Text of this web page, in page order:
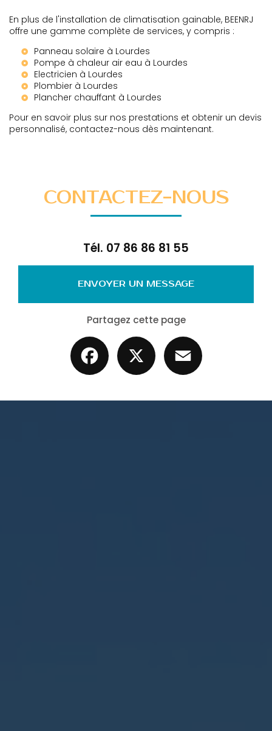
En plus de l'installation de climatisation gainable, BEENRJ
offre une gamme complète de services, y compris :
Panneau solaire à Lourdes
Pompe à chaleur air eau à Lourdes
Electricien à Lourdes
Plombier à Lourdes
Plancher chauffant à Lourdes
Pour en savoir plus sur nos prestations et obtenir un devis
personnalisé, contactez-nous dès maintenant.
CONTACTEZ-NOUS
Tél. 07 86 86 81 55
ENVOYER UN MESSAGE
Partagez cette page
Facebook